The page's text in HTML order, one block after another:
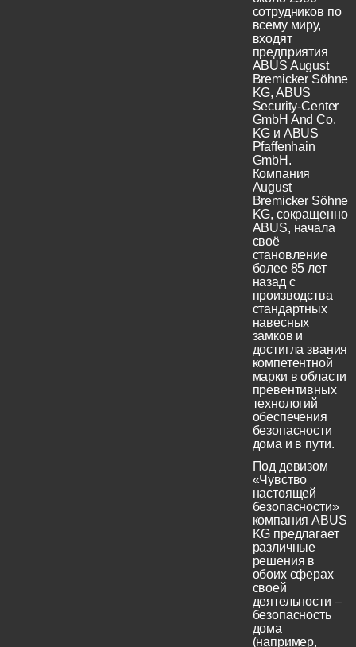
сотрудников по
всему миру,
входят
предприятия
ABUS August
Bremicker Söhne
KG, ABUS
Security-Center
GmbH And Co.
KG и ABUS
Pfaffenhain
GmbH.
Компания
August
Bremicker Söhne
KG, сокращенно
ABUS, начала
своё
становление
более 85 лет
назад с
производства
стандартных
навесных
замков и
достигла звания
компетентной
марки в области
превентивных
технологий
обеспечения
безопасности
дома и в пути.
Под девизом
«Чувство
настоящей
безопасности»
компания ABUS
KG предлагает
различные
решения в
обоих сферах
своей
деятельности –
безопасность
дома
(например,